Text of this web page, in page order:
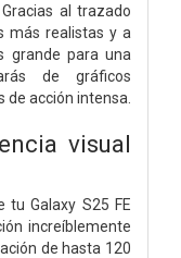
al trazado
más realistas y a
grande para una
de gráficos
acción intensa.
visual
tu Galaxy S25 FE
increíblemente
de hasta 120